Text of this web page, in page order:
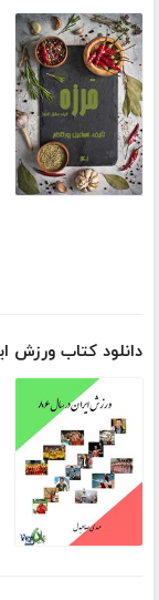
دانلود کتاب ورزش